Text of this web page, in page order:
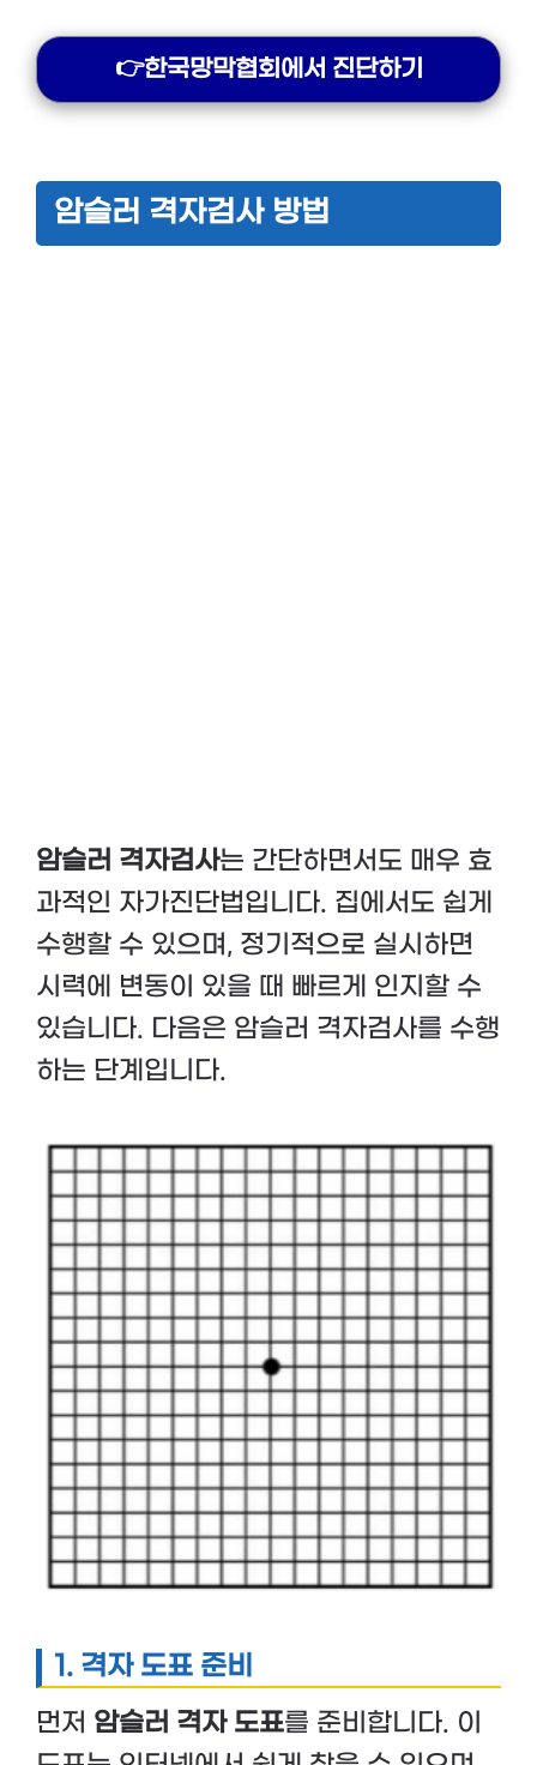
👉한국망막협회에서 진단하기
암슬러 격자검사 방법
암슬러 격자검사는 간단하면서도 매우 효
과적인 자가진단법입니다. 집에서도 쉽게
수행할 수 있으며, 정기적으로 실시하면
시력에 변동이 있을 때 빠르게 인지할 수
있습니다. 다음은 암슬러 격자검사를 수행
하는 단계입니다.
1. 격자 도표 준비
먼저 암슬러 격자 도표를 준비합니다. 이